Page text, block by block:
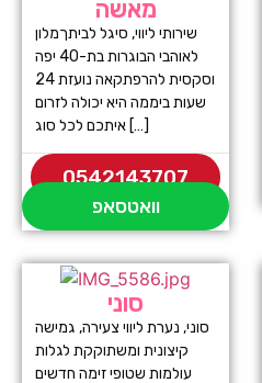
מאשה
שירותי ליווי, סיגל לביתךמלון
לאוהבי הבוגרות בת-40 יפה
וסקסית להרפתקאה נועזת 24
שעות ביממה היא יכולה לזרום
איתכם לכל סוג […]
0542143707
וואטסאפ
סוני
סוני, נערת ליווי צעירה, גמישה
קיצונית ומשתוקקת לגלות
עולמות שטופי זימה חדשים